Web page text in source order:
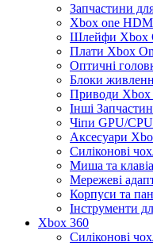
Запчастини
Xbox one
Шлейфи Xbox
Плати Xbox
Оптичні
Блоки
Приводи Xbox
Інші
Чіпи GPU/
Аксесуари
Силіконові
Миша та
Мережеві
Корпуси та
Інструменти
Xbox 360
Силіконові